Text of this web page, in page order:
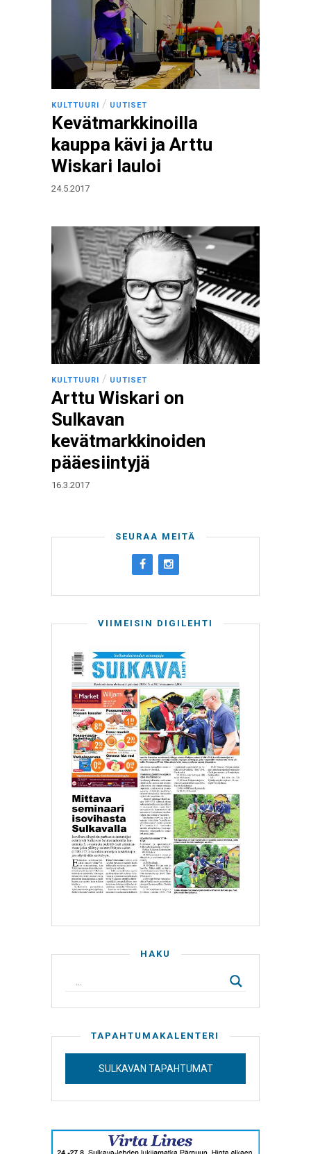
KULTTUURI / UUTISET
Kevätmarkkinoilla
kauppa kävi ja Arttu
Wiskari lauloi
24.5.2017
KULTTUURI / UUTISET
Arttu Wiskari on
Sulkavan
kevätmarkkinoiden
pääesiintyjä
16.3.2017
SEURAA MEITÄ
VIIMEISIN DIGILEHTI
HAKU
TAPAHTUMAKALENTERI
SULKAVAN TAPAHTUMAT